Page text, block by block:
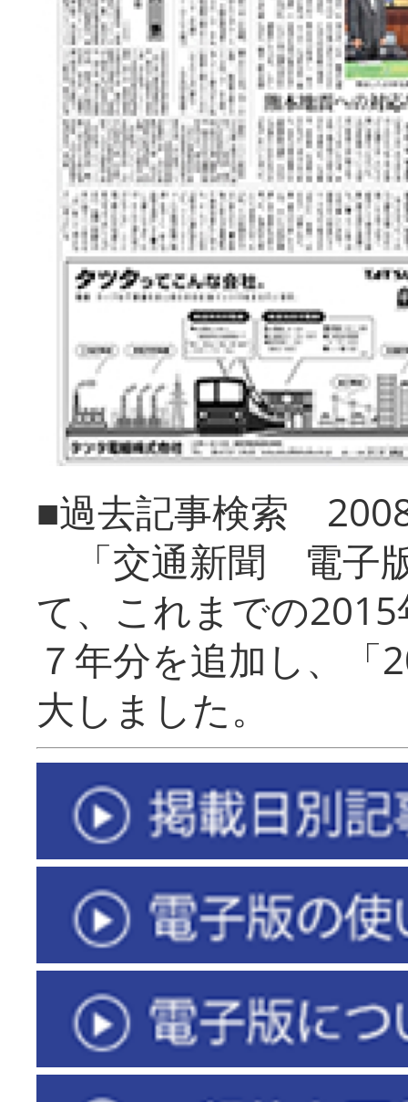
■過去記事検索
「交通新聞 電子
て、これまでの
７年分を追加し、「
大しまし